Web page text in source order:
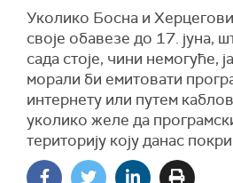
Уколико Босна и
своје обавезе до 17. јуна,
сада стоје, чини немогуће,
морали би емитовати
интернету или путем
уколико желе да
територију коју данас